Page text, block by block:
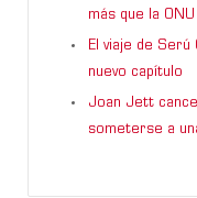
más que la
El viaje de Serú
nuevo capítulo
Joan Jett
someterse a